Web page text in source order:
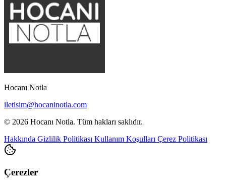
Hocanı Notla
iletisim@hocaninotla.com
© 2026 Hocanı Notla. Tüm hakları saklıdır.
Hakkında Gizlilik Politikası Kullanım Koşulları Çerez Politikası
Çerezler